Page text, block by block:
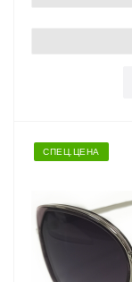
СПЕЦ.ЦЕНА